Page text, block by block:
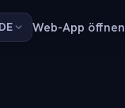
DE Web-App öffnen